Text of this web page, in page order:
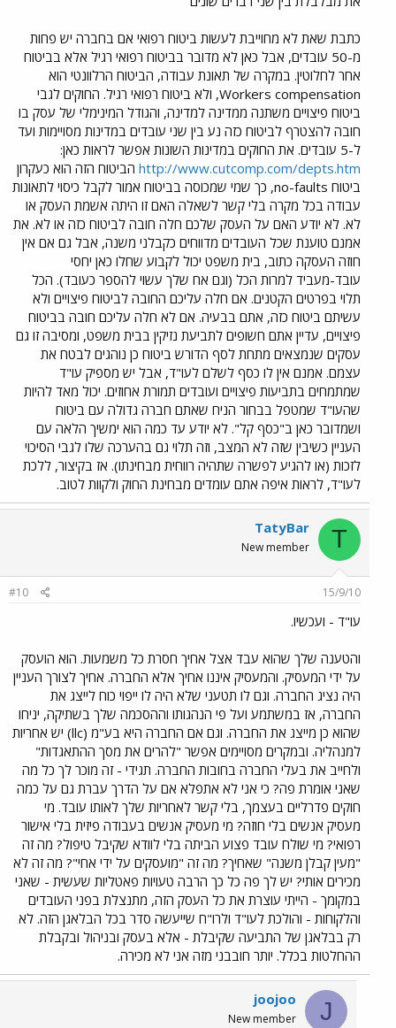
כתבת שאת לא מחוייבת לעשות ביטוח רפואי אם בחברה יש פחות
מ-50 עובדים, אבל כאן לא מדובר בביטוח רפואי רגיל אלא בביטוח
אחר לחלוטין. במקרה של תאונת עבודה, הביטוח הרלוונטי הוא
Workers compensation, ולא ביטוח רפואי רגיל. החוקים לגבי
ביטוח פיצויים משתנה ממדינה למדינה, והגודל המינימלי של עסק בו
חובה להצטרף לביטוח כזה נע בין שני עובדים במדינות מסויימות ועד
ל-5 עובדים. את החוקים במדינות השונות אפשר לראות כאן:
http://www.cutcomp.com/depts.htm הביטוח הזה הוא כעקרון
ביטוח no-faults, כך שמי שמכוסה בביטוח אמור לקבל כיסוי לתאונות
עבודה בכל מקרה בלי קשר לשאלה האם זו היתה אשמת העסק או
לא. לא יודע האם על העסק שלכם חלה חובה לביטוח כזה או לא. את
אמנם טוענת שכל העובדים מדווחים כקבלני משנה, אבל גם אם אין
חוזה העסקה כתוב, בית משפט יכול לקבוע שחלו כאן יחסי
עובד-מעביד למרות הכל (וגם אח שלך עשוי להספר כעובד). הכל
תלוי בפרטים הקטנים. אם חלה עליכם החובה לביטוח פיצויים ולא
עשיתם ביטוח כזה, אתם בבעיה. אם לא חלה עליכם חובה בביטוח
פיצויים, עדיין אתם חשופים לתביעת נזיקין בבית משפט, ומסיבה זו גם
עסקים שנמצאים מתחת לסף הדורש ביטוח כן נוהגים לבטח את
עצמם. אמנם אין לו כסף לשלם לעו"ד, אבל יש מספיק עו"ד
שמתמחים בתביעות פיצויים ועובדים תמורת אחוזים. יכול מאד להיות
שהעו"ד שמטפל בבחור הניח שאתם חברה גדולה עם ביטוח
ושמדובר כאן ב"כסף קל". לא יודע עד כמה הוא ימשיך הלאה עם
העניין כשיבין שזה לא המצב, וזה תלוי גם בהערכה שלו לגבי הסיכוי
לזכות (או להגיע לפשרה שתהיה רווחית מבחינתו). אז בקיצור, ללכת
לעו"ד, לראות איפה אתם עומדים מבחינת החוק ולקוות לטוב.
T
TatyBar
New member
15/9/10
#10
עו"ד - ועכשיו.
והטענה שלך שהוא עבד אצל אחיך חסרת כל משמעות. הוא הועסק
על ידי המעסיק. והמעסיק איננו אחיך אלא החברה. אחיך לצורך העניין
היה נציג החברה. וגם לו תטעני שלא היה לו ייפוי כוח לייצג את
החברה, אז במשתמע ועל פי הנהגותו וההסכמה שלך בשתיקה, יניחו
שהוא כן מייצג את החברה. וגם אם החברה היא בע"מ (llc) יש אחריות
למנהליה. ובמקרים מסויימים אפשר "להרים את מסך ההתאגדות"
ולחייב את בעלי החברה בחובות החברה. תגידי - זה מוכר לך כל מה
שאני אומרת פה? כי אני לא אתפלא אם על הדרך עברת גם על כמה
חוקים פדרליים בעצמך, בלי קשר לאחריות שלך לאותו עובד. מי
מעסיק אנשים בלי חוזה? מי מעסיק אנשים בעבודה פיזית בלי אישור
רפואי? מי שולח עובד פצוע הביתה בלי לוודא שקיבל טיפול? מה זה
"מעין קבלן משנה" שאחיך? מה זה "מועסקים על ידי אחי"? מה זה לא
מכירים אותי? יש לך פה כל כך הרבה טעויות פאטליות שעשית - שאני
במקומך - הייתי עוצרת את כל העסק הזה, מתנצלת בפני העובדים
והלקוחות - והולכת לעו"ד ולרו"ח שייעשה סדר בכל הבלאגן הזה. לא
רק בבלאגן של התביעה שקיבלת - אלא בעסק ובניהול ובקבלת
ההחלטות בכלל. יותר חובבני מזה אני לא מכירה.
J
joojoo
New member